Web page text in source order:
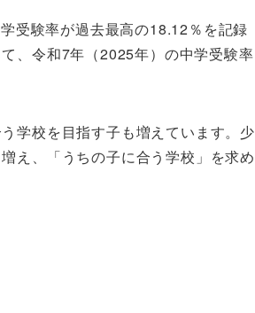
受験率が過去最高の18.12％を記録
、令和7年（2025年）の中学受験率
学校を目指す子も増えています。少
え、「うちの子に合う学校」を求め